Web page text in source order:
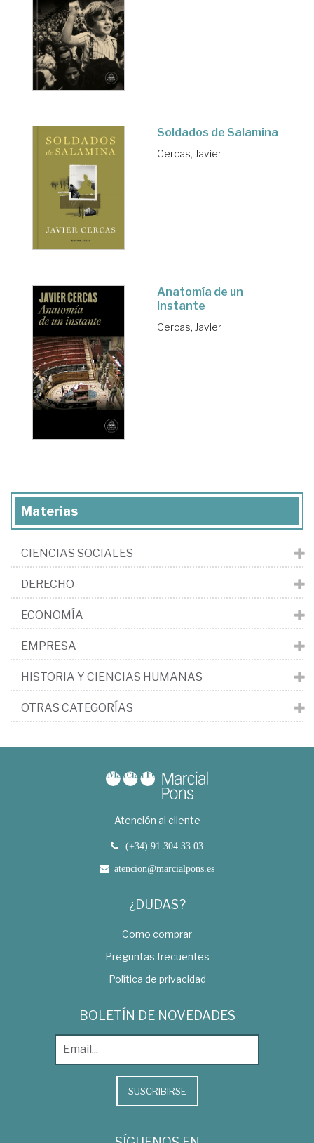
Soldados de Salamina
Cercas, Javier
Anatomía de un
instante
Cercas, Javier
Materias
CIENCIAS SOCIALES
DERECHO
ECONOMÍA
EMPRESA
HISTORIA Y CIENCIAS HUMANAS
OTRAS CATEGORÍAS
Atención al cliente
(+34) 91 304 33 03
atencion@marcialpons.es
¿DUDAS?
Como comprar
Preguntas frecuentes
Política de privacidad
BOLETÍN DE NOVEDADES
SUSCRIBIRSE